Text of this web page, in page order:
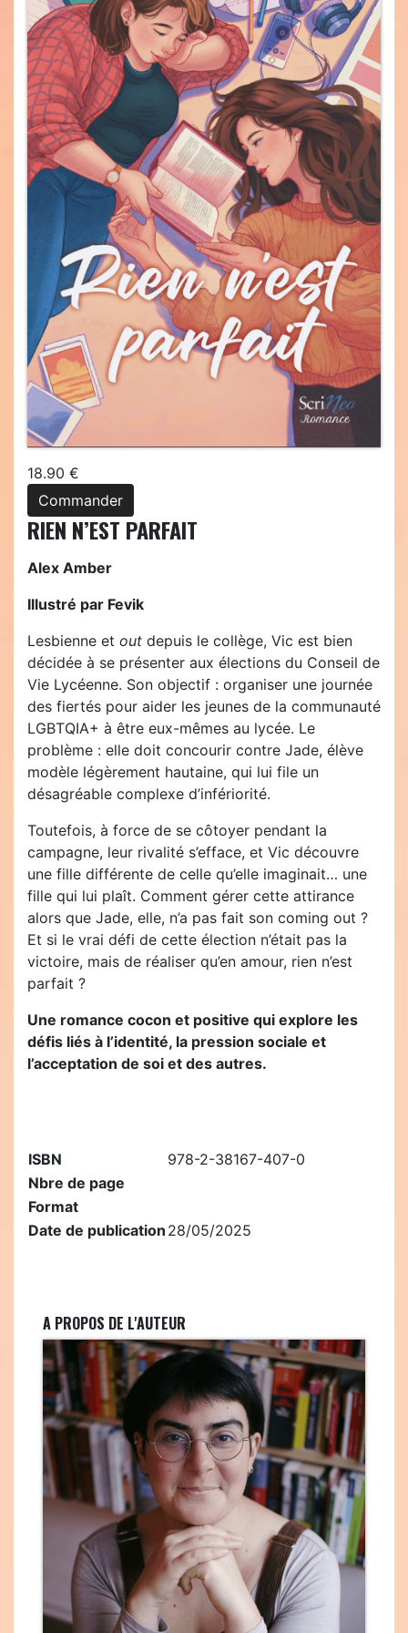
18.90 €
Commander
RIEN N’EST PARFAIT
Alex Amber
Illustré par Fevik
Lesbienne et out depuis le collège, Vic est bien
décidée à se présenter aux élections du Conseil de
Vie Lycéenne. Son objectif : organiser une journée
des fiertés pour aider les jeunes de la communauté
LGBTQIA+ à être eux-mêmes au lycée. Le
problème : elle doit concourir contre Jade, élève
modèle légèrement hautaine, qui lui file un
désagréable complexe d’infériorité.
Toutefois, à force de se côtoyer pendant la
campagne, leur rivalité s’efface, et Vic découvre
une fille différente de celle qu’elle imaginait… une
fille qui lui plaît. Comment gérer cette attirance
alors que Jade, elle, n’a pas fait son coming out ?
Et si le vrai défi de cette élection n’était pas la
victoire, mais de réaliser qu’en amour, rien n’est
parfait ?
Une romance cocon et positive qui explore les
défis liés à l’identité, la pression sociale et
l’acceptation de soi et des autres.
ISBN
978-2-38167-407-0
Nbre de page
Format
Date de publication 28/05/2025
A PROPOS DE L'AUTEUR